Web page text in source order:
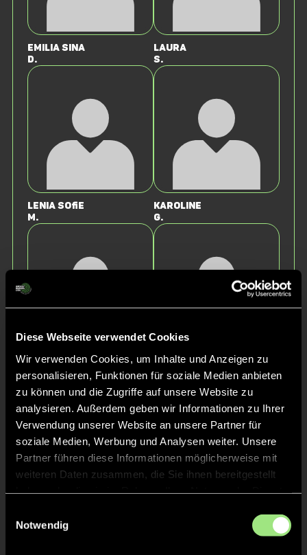
Diese Webseite verwendet Cookies
Wir verwenden Cookies, um Inhalte und Anzeigen zu
personalisieren, Funktionen für soziale Medien anbieten
zu können und die Zugriffe auf unsere Website zu
analysieren. Außerdem geben wir Informationen zu Ihrer
Verwendung unserer Website an unsere Partner für
soziale Medien, Werbung und Analysen weiter. Unsere
Partner führen diese Informationen möglicherweise mit
weiteren Daten zusammen, die Sie ihnen bereitgestellt
Notwendig
Emilia Sina
D.
Laura
S.
Lenia Sofie
M.
Karoline
G.
Lotte
R.
Ella
P.
Rosalie